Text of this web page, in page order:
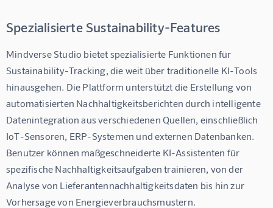
Spezialisierte Sustainability-Features
Mindverse Studio bietet spezialisierte Funktionen für
Sustainability-Tracking, die weit über traditionelle KI-Tools
hinausgehen. Die Plattform unterstützt die Erstellung von
automatisierten Nachhaltigkeitsberichten durch intelligente
Datenintegration aus verschiedenen Quellen, einschließlich
IoT-Sensoren, ERP-Systemen und externen Datenbanken.
Benutzer können maßgeschneiderte KI-Assistenten für
spezifische Nachhaltigkeitsaufgaben trainieren, von der
Analyse von Lieferantennachhaltigkeitsdaten bis hin zur
Vorhersage von Energieverbrauchsmustern.